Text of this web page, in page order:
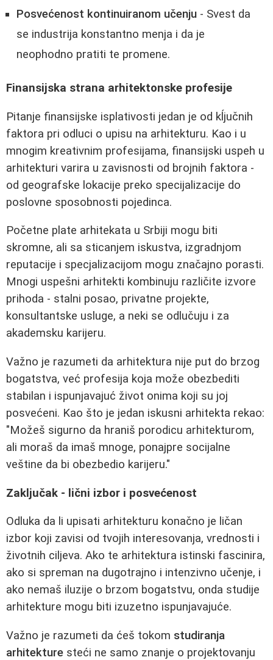
Posvećenost kontinuiranom učenju - Svest da
se industrija konstantno menja i da je
neophodno pratiti te promene.
Finansijska strana arhitektonske profesije
Pitanje finansijske isplativosti jedan je od kĺjučnih
faktora pri odluci o upisu na arhitekturu. Kao i u
mnogim kreativnim profesijama, finansijski uspeh u
arhitekturi varira u zavisnosti od brojnih faktora -
od geografske lokacije preko specijalizacije do
poslovne sposobnosti pojedinca.
Početne plate arhitekata u Srbiji mogu biti
skromne, ali sa sticanjem iskustva, izgradnjom
reputacije i specjalizacijom mogu značajno porasti.
Mnogi uspešni arhitekti kombinuju različite izvore
prihoda - stalni posao, privatne projekte,
konsultantske usluge, a neki se odlučuju i za
akademsku karijeru.
Važno je razumeti da arhitektura nije put do brzog
bogatstva, već profesija koja može obezbediti
stabilan i ispunjavajuć život onima koji su joj
posvećeni. Kao što je jedan iskusni arhitekta rekao:
"Možeš sigurno da hraniš porodicu arhitekturom,
ali moraš da imaš mnoge, ponajpre socijalne
veštine da bi obezbedio karijeru."
Zaključak - lični izbor i posvećenost
Odluka da li upisati arhitekturu konačno je ličan
izbor koji zavisi od tvojih interesovanja, vrednosti i
životnih ciljeva. Ako te arhitektura istinski fascinira,
ako si spreman na dugotrajno i intenzivno učenje, i
ako nemaš iluzije o brzom bogatstvu, onda studije
arhitekture mogu biti izuzetno ispunjavajuće.
Važno je razumeti da ćeš tokom studiranja
arhitekture steći ne samo znanje o projektovanju